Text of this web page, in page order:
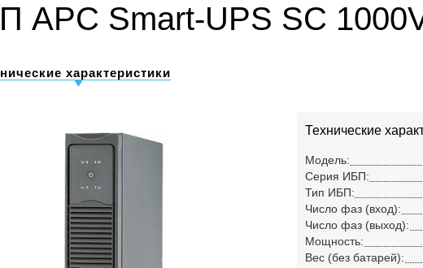
APC Smart-UPS SC
характеристики
Технические
Модель:
Серия ИБП:
Тип ИБП:
Число фаз (вход):
Число фаз (выход):
Мощность:
Вес (без батарей):